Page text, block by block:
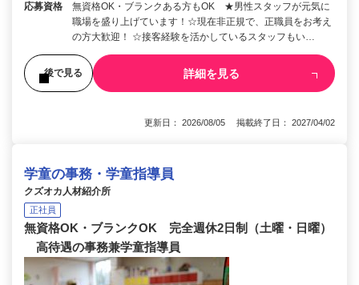
応募資格
無資格OK・ブランクある方もOK ★男性スタッフが元気に
職場を盛り上げています！☆現在非正規で、正職員をお考え
の方大歓迎！ ☆接客経験を活かしているスタッフもい…
後で見る 詳細を見る
更新日： 2026/08/05 掲載終了日： 2027/04/02
学童の事務・学童指導員
クズオカ人材紹介所
正社員
無資格OK・ブランクOK 完全週休2日制（土曜・日曜）
高待遇の事務兼学童指導員